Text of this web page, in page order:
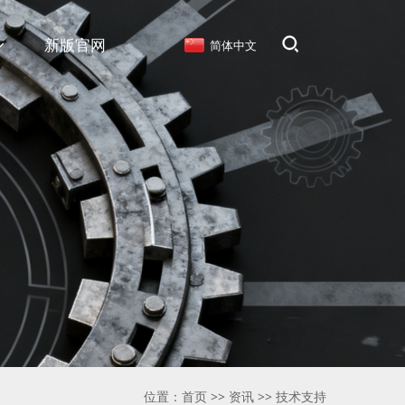
新版官网 简体中文
位置： 首页 >> 资讯 >> 技术支持